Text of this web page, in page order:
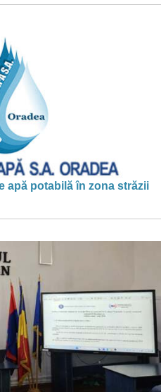
apă potabilă în zona străzii